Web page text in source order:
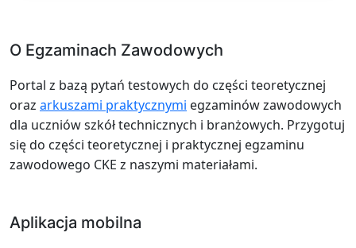
O Egzaminach Zawodowych
Portal z bazą pytań testowych do części teoretycznej
oraz arkuszami praktycznymi egzaminów zawodowych
dla uczniów szkół technicznych i branżowych. Przygotuj
się do części teoretycznej i praktycznej egzaminu
zawodowego CKE z naszymi materiałami.
Aplikacja mobilna